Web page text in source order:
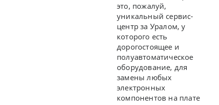
это, пожалуй,
уникальный сервис-
центр за Уралом, у
которого есть
дорогостоящее и
полуавтоматическое
оборудование, для
замены любых
электронных
компонентов на плате